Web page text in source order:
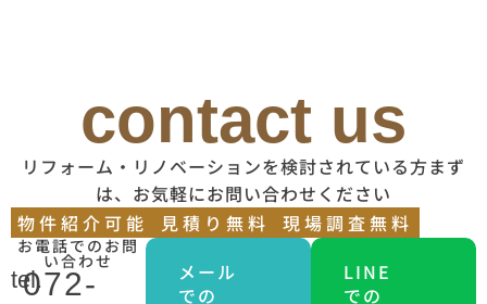
contact us
リフォーム・リノベーションを検討されている方まず
は、お気軽にお問い合わせください
物件紹介可能
見積り無料 現場調査無料
お電話でのお問
い合わせ
tel.
072-
メール
での
LINE
での